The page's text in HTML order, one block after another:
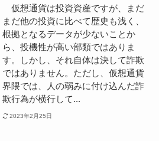
仮想通貨は投資資産ですが、まだ
まだ他の投資に比べて歴史も浅く、
根拠となるデータが少ないことか
ら、投機性が高い部類ではありま
す。しかし、それ自体は決して詐欺
ではありません。ただし、仮想通貨
界隈では、人の弱みに付け込んだ詐
欺行為が横行して...
2023年2月25日